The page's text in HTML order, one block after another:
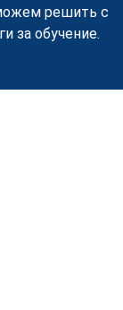
решить с
за обучение.